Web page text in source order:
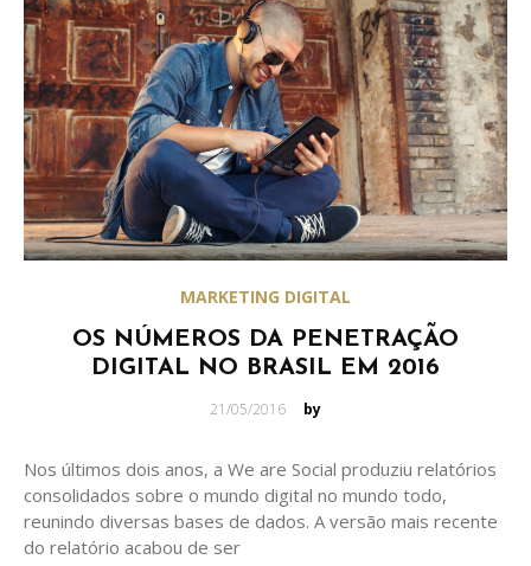
MARKETING DIGITAL
OS NÚMEROS DA PENETRAÇÃO
DIGITAL NO BRASIL EM 2016
Posted
21/05/2016 by
Nos últimos dois anos, a We are Social produziu relatórios
consolidados sobre o mundo digital no mundo todo,
reunindo diversas bases de dados. A versão mais recente
do relatório acabou de ser